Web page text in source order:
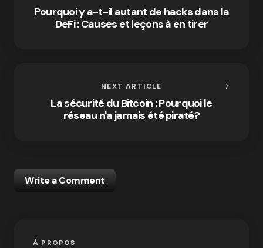
Pourquoi y a-t-il autant de hacks dans la
DeFi : Causes et leçons à en tirer
NEXT ARTICLE
La sécurité du Bitcoin : Pourquoi le
réseau n'a jamais été piraté?
Write a Comment
À PROPOS